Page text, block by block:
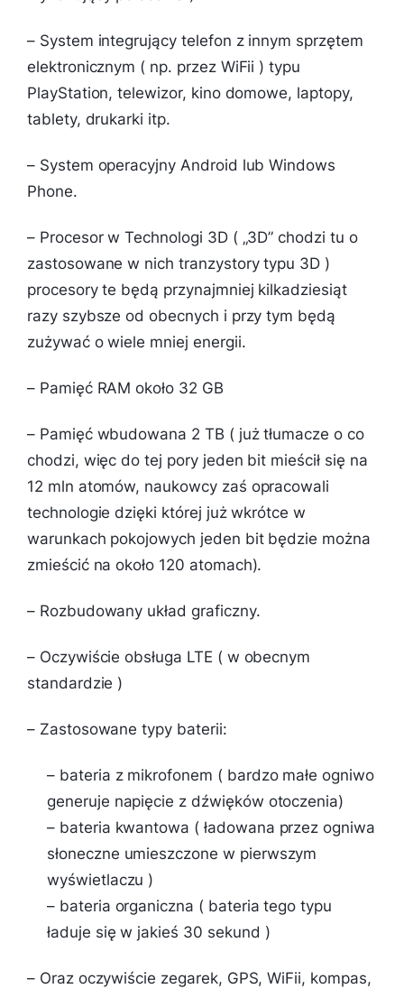
– System integrujący telefon z innym sprzętem
elektronicznym ( np. przez WiFii ) typu
PlayStation, telewizor, kino domowe, laptopy,
tablety, drukarki itp.
– System operacyjny Android lub Windows
Phone.
– Procesor w Technologi 3D ( „3D” chodzi tu o
zastosowane w nich tranzystory typu 3D )
procesory te będą przynajmniej kilkadziesiąt
razy szybsze od obecnych i przy tym będą
zużywać o wiele mniej energii.
– Pamięć RAM około 32 GB
– Pamięć wbudowana 2 TB ( już tłumacze o co
chodzi, więc do tej pory jeden bit mieścił się na
12 mln atomów, naukowcy zaś opracowali
technologie dzięki której już wkrótce w
warunkach pokojowych jeden bit będzie można
zmieścić na około 120 atomach).
– Rozbudowany układ graficzny.
– Oczywiście obsługa LTE ( w obecnym
standardzie )
– Zastosowane typy baterii:
– bateria z mikrofonem ( bardzo małe ogniwo
generuje napięcie z dźwięków otoczenia)
– bateria kwantowa ( ładowana przez ogniwa
słoneczne umieszczone w pierwszym
wyświetlaczu )
– bateria organiczna ( bateria tego typu
ładuje się w jakieś 30 sekund )
– Oraz oczywiście zegarek, GPS, WiFii, kompas,